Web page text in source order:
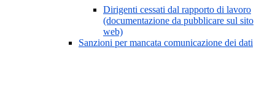
Dirigenti cessati dal rapporto di lavoro
(documentazione da pubblicare sul sito
web)
Sanzioni per mancata comunicazione dei dati